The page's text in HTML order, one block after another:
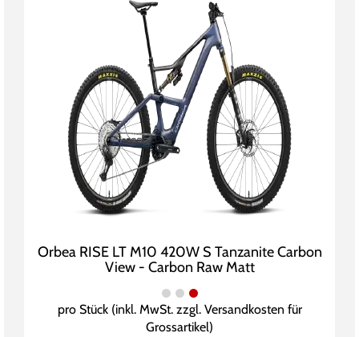
Orbea RISE LT M10 420W S Tanzanite Carbon
View - Carbon Raw Matt
pro Stück (inkl. MwSt. zzgl. Versandkosten für
Grossartikel)